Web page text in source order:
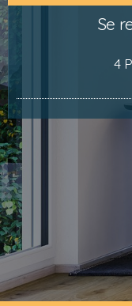
Se
4